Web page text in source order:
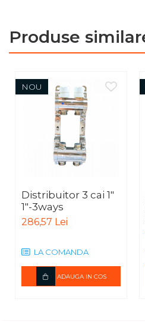
Produse
NOU
Distribuitor 3 cai 1"
1"-3ways
286,57 Lei
LA COMANDA
ADAUGA IN COS